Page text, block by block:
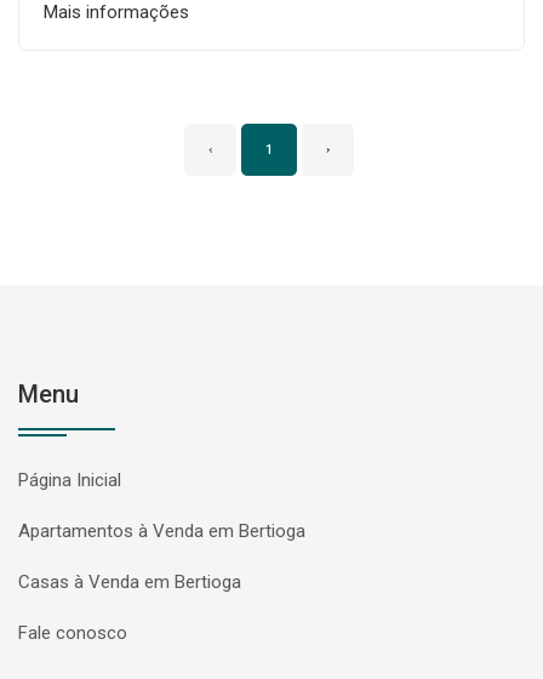
Mais informações
‹ 1 ›
Menu
Página Inicial
Apartamentos à Venda em Bertioga
Casas à Venda em Bertioga
Fale conosco